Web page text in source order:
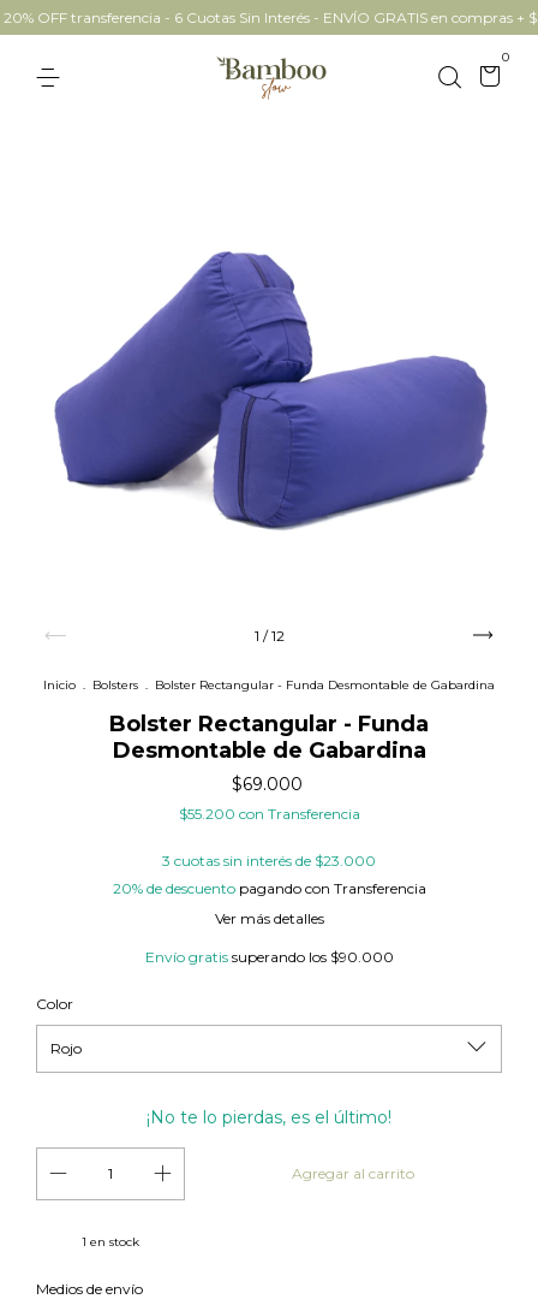
OFF transferencia - 6 Cuotas Sin Interés - ENVÍO GRATIS en compras +
0
1 /12
Inicio . Bolsters . Bolster Rectangular - Funda Desmontable de Gabardina
Bolster Rectangular - Funda
Desmontable de Gabardina
$69.000
$55.200 con Transferencia
3 cuotas sin interés de $23.000
20% de descuentopagando con Transferencia
Ver más detalles
Envío gratis superando los $90.000
Color
¡No te lo pierdas, es el último!
1 en stock
Entregas para el CP:
Medios de envío